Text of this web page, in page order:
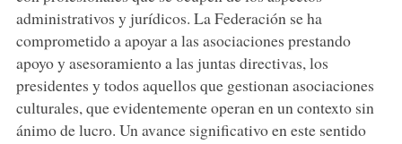
administrativos y jurídicos. La Federación se ha
comprometido a apoyar a las asociaciones prestando
apoyo y asesoramiento a las juntas directivas, los
presidentes y todos aquellos que gestionan asociaciones
culturales, que evidentemente operan en un contexto sin
ánimo de lucro. Un avance significativo en este sentido